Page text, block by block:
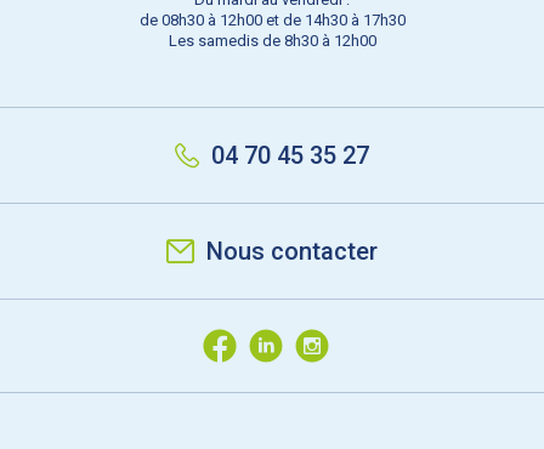
de 08h30 à 12h00 et de 14h30 à 17h30
Les samedis de 8h30 à 12h00
04 70 45 35 27
Nous contacter